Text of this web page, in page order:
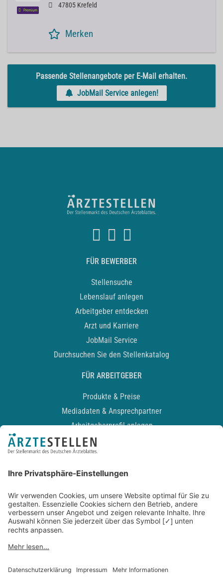
Premium
47805 Krefeld
Merken
Passende Stellenangebote per E-Mail erhalten.
JobMail Service anlegen!
FÜR BEWERBER
Stellensuche
Lebenslauf anlegen
Arbeitgeber entdecken
Arzt und Karriere
JobMail Service
Durchsuchen Sie den Stellenkatalog
FÜR ARBEITGEBER
Produkte & Preise
Mediadaten & Ansprechpartner
Arbeitgeberprofil anlegen
Recruiting-Podcast
Kontakt
Datenschutz
Newsletter